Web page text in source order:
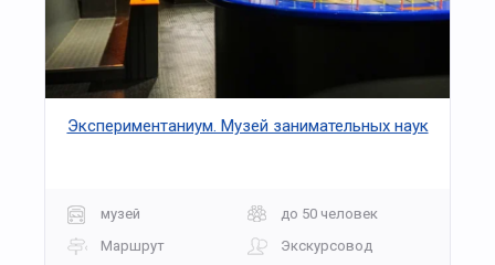
Экспериментаниум. Музей занимательных наук
музей
до 50 человек
Маршрут
Экскурсовод